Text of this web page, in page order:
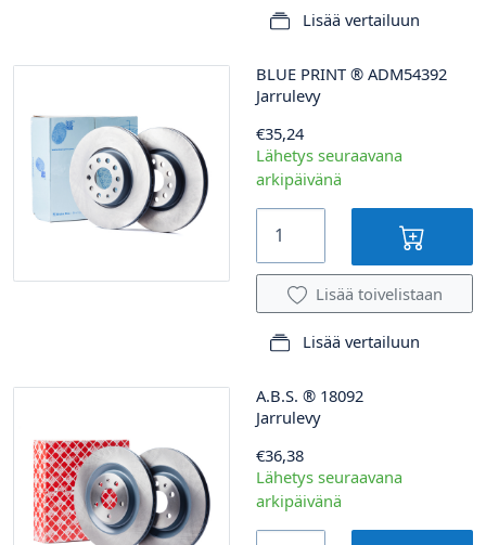
Lisää vertailuun
BLUE PRINT ® ADM54392
Jarrulevy
€35,24
Lähetys seuraavana
arkipäivänä
Lisää toivelistaan
Lisää vertailuun
A.B.S. ® 18092
Jarrulevy
€36,38
Lähetys seuraavana
arkipäivänä